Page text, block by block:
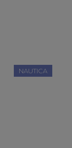
NAUTICA